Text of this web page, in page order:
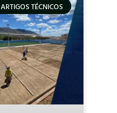
ARTIGOS TÉCNICOS